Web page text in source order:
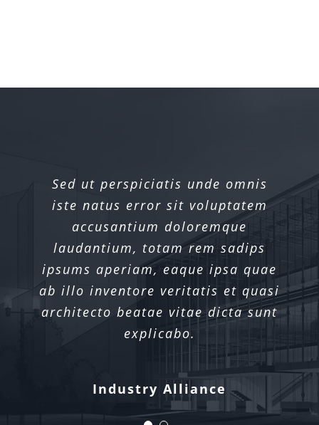
Sed ut perspiciatis unde omnis
iste natus error sit voluptatem
accusantium doloremque
laudantium, totam rem sadips
ipsums aperiam, eaque ipsa quae
ab illo inventore veritatis et quasi
architecto beatae vitae dicta sunt
explicabo.
Industry Alliance
Xtra Technologies